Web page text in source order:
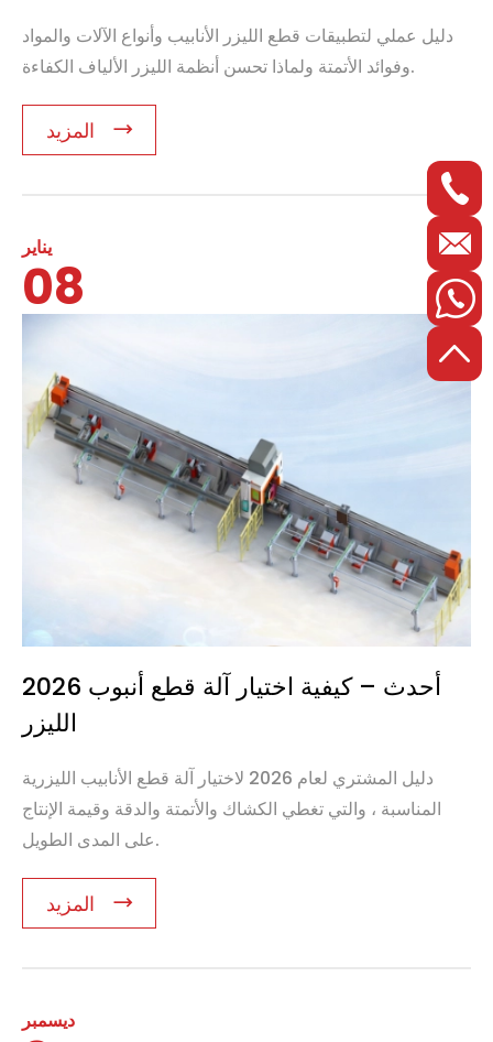
دليل عملي لتطبيقات قطع الليزر الأنابيب وأنواع الآلات والمواد
وفوائد الأتمتة ولماذا تحسن أنظمة الليزر الألياف الكفاءة.
المزيد
يناير
08
2026 أحدث – كيفية اختيار آلة قطع أنبوب
الليزر
دليل المشتري لعام 2026 لاختيار آلة قطع الأنابيب الليزرية
المناسبة ، والتي تغطي الكشاك والأتمتة والدقة وقيمة الإنتاج
على المدى الطويل.
المزيد
ديسمبر